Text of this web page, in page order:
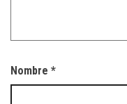
Nombre *